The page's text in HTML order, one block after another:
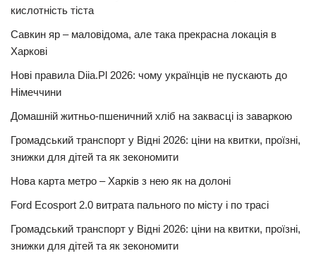
кислотність тіста
Савкин яр – маловідома, але така прекрасна локація в
Харкові
Нові правила Diia.Pl 2026: чому українців не пускають до
Німеччини
Домашній житньо-пшеничний хліб на заквасці із заваркою
Громадський транспорт у Відні 2026: ціни на квитки, проїзні,
знижки для дітей та як зекономити
Нова карта метро – Харків з нею як на долоні
Ford Ecosport 2.0 витрата пального по місту і по трасі
Громадський транспорт у Відні 2026: ціни на квитки, проїзні,
знижки для дітей та як зекономити